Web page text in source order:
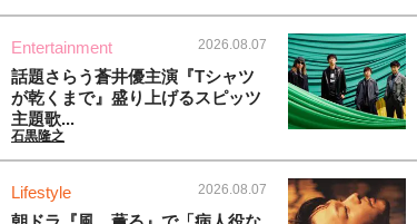
Entertainment 2026.08.07
話題さらう蒼井優主演『Tシャツ
が乾くまで』盛り上げるスピッツ
主題歌...
石黒隆之
Lifestyle 2026.08.07